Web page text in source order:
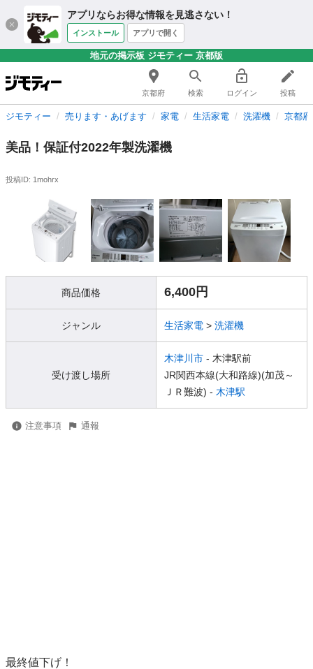
アプリならお得な情報を見逃さない！
インストール アプリで開く
地元の掲示板 ジモティー 京都版
京都府 検索 ログイン 投稿
ジモティー 売ります・あげます 家電 生活家電 洗濯機 京都
美品！保証付2022年製洗濯機
投稿ID: 1mohrx
商品価格 6,400円
ジャンル 生活家電 > 洗濯機
受け渡し場所
木津川市 - 木津駅前
JR関西本線(大和路線)(加茂～
ＪＲ難波) - 木津駅
注意事項 通報
最終値下げ！